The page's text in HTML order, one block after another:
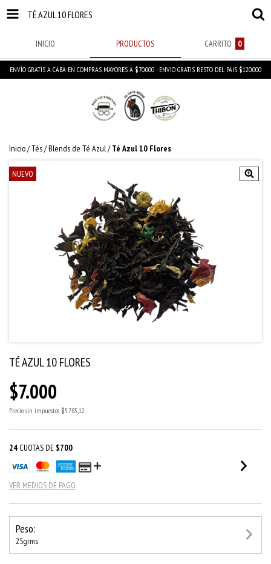
TÉ AZUL 10 FLORES
INICIO PRODUCTOS CARRITO 0
ENVÍO GRATIS A CABA EN COMPRAS MAYORES A $70.000 - ENVIO GRATIS RESTO DEL PAIS $120.000
Inicio/Tés/Blends de Té Azul/ Té Azul 10 Flores
NUEVO
TÉ AZUL 10 FLORES
$7.000
Precio sin impuestos $5.785,12
24 CUOTAS DE $700
VER MEDIOS DE PAGO
Peso:
25grms